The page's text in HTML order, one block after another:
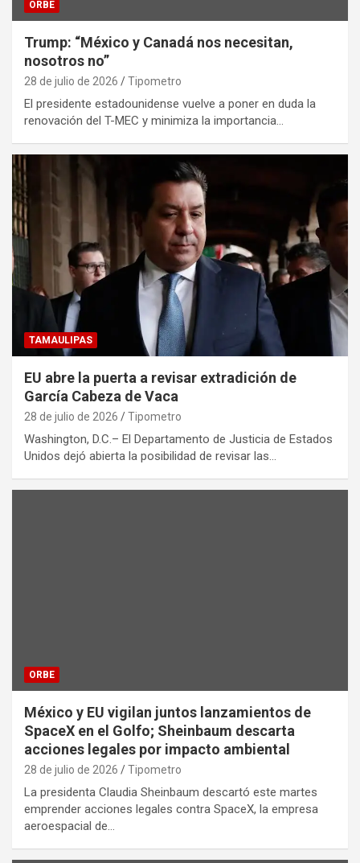
ORBE
Trump: “México y Canadá nos necesitan,
nosotros no”
28 de julio de 2026 Tipometro
El presidente estadounidense vuelve a poner en duda la
renovación del T-MEC y minimiza la importancia…
TAMAULIPAS
EU abre la puerta a revisar extradición de
García Cabeza de Vaca
28 de julio de 2026 Tipometro
Washington, D.C.– El Departamento de Justicia de Estados
Unidos dejó abierta la posibilidad de revisar las…
ORBE
México y EU vigilan juntos lanzamientos de
SpaceX en el Golfo; Sheinbaum descarta
acciones legales por impacto ambiental
28 de julio de 2026 Tipometro
La presidenta Claudia Sheinbaum descartó este martes
emprender acciones legales contra SpaceX, la empresa
aeroespacial de…